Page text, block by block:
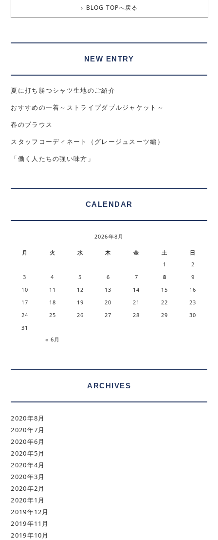
BLOG TOPへ戻る
NEW ENTRY
夏に打ち勝つシャツ生地のご紹介
おすすめの一着～ストライプダブルジャケット～
春のブラウス
スタッフコーディネート（グレージュスーツ編）
「働く人たちの強い味方」
CALENDAR
2026年8月
月 火 水 木 金 土 日
« 6月
1
2
3
4 5 6 7 8
9
10
11 12 13 14 15
16
17
18 19 20 21 22
23
24
25 26 27 28 29
30
31
ARCHIVES
2020年8月
2020年7月
2020年6月
2020年5月
2020年4月
2020年3月
2020年2月
2020年1月
2019年12月
2019年11月
2019年10月